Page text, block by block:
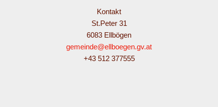
Kontakt
St.Peter 31
6083 Ellbögen
gemeinde@ellboegen.gv.at
+43 512 377555